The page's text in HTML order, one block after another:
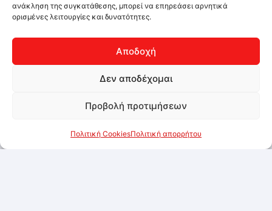
ανάκληση της συγκατάθεσης, μπορεί να επηρεάσει αρνητικά
ορισμένες λειτουργίες και δυνατότητες.
Αποδοχή
Δεν αποδέχομαι
Προβολή προτιμήσεων
Πολιτική CookiesΠολιτική απορρήτου